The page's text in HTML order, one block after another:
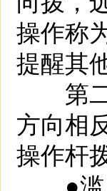
操作称
提醒其
第二
方向相
操作杆